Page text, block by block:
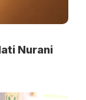
Nurani